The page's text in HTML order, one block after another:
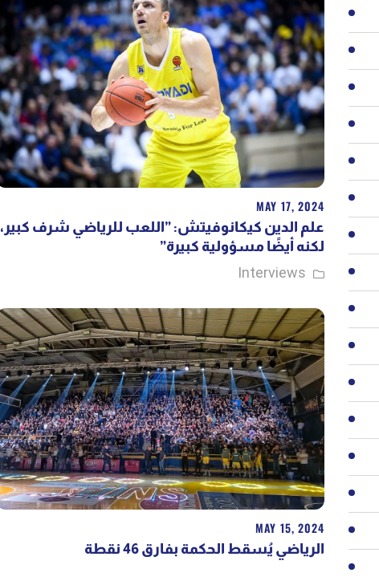
MAY 17, 2024
علم الدين كيكانوفيتش: ”اللعب للرياضي شرف كبير،
لكنه أيضًا مسؤولية كبيرة”
Interviews
MAY 15, 2024
الرياضي يُسقط الحكمة بفارق 46 نقطة